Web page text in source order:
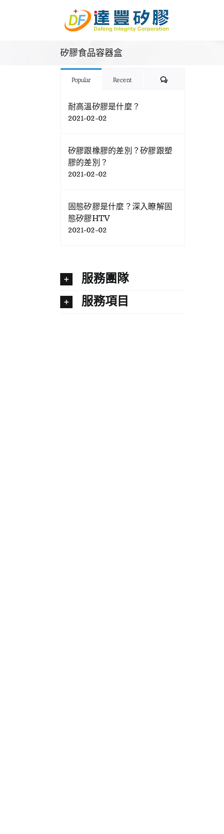
矽膠食品容器盒
Popular Recent Comments
耐高溫矽膠是什麼？
2021-02-02
矽膠跟橡膠的差別？矽膠跟塑
膠的差別？
2021-02-02
固態矽膠是什麼？深入瞭解固
態矽膠HTV
2021-02-02
服務團隊
服務項目